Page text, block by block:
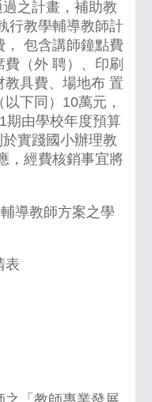
之計畫，補助教
行教學輔導教師計
包含講師鐘點費
費（外 聘）、印刷
教具費、場地布 置
下同）10萬元，
期由學校年度預算
實踐國小辦理教
，經費核銷事宜將
導教師方案之學
表